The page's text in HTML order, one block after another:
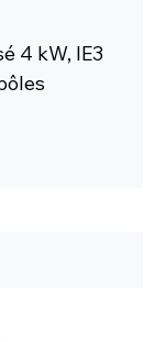
4 kW, IE3